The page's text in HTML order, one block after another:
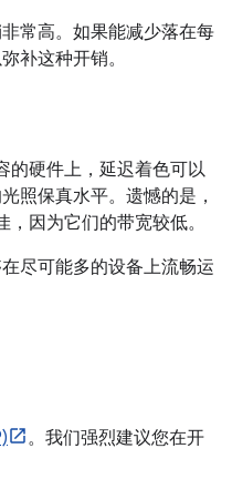
常高。如果能减少落在每
补这种开销。
的硬件上，延迟着色可以
照保真水平。遗憾的是，
因为它们的带宽较低。
尽可能多的设备上流畅运
。我们强烈建议您在开